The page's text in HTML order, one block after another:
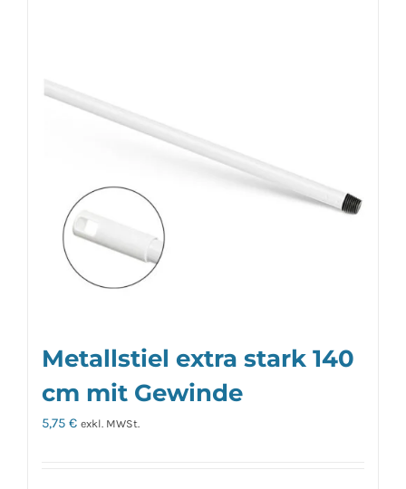
Metallstiel extra stark 140
cm mit Gewinde
5,75 € exkl. MWSt.